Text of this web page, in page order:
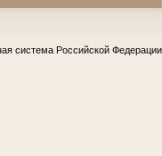
система Российской